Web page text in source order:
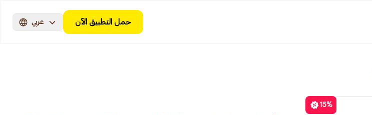
حمل التطبيق الآن عربي
15%